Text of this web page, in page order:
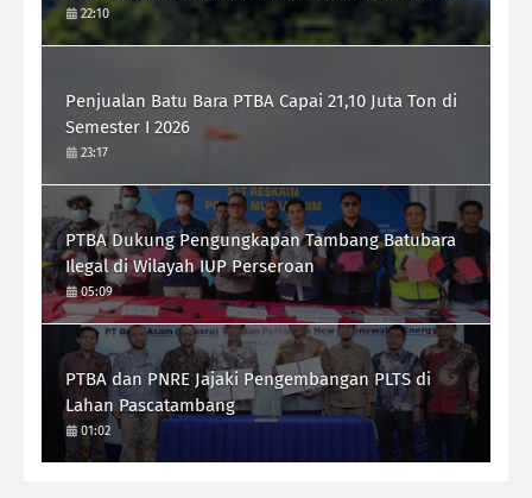
Sungai Indonesia 2026
22:10
Penjualan Batu Bara PTBA Capai 21,10 Juta Ton di
Semester I 2026
23:17
PTBA Dukung Pengungkapan Tambang Batubara
Ilegal di Wilayah IUP Perseroan
05:09
PTBA dan PNRE Jajaki Pengembangan PLTS di
Lahan Pascatambang
01:02